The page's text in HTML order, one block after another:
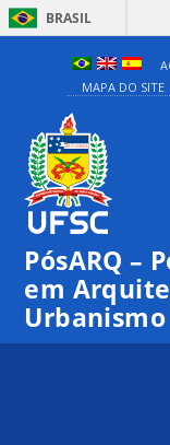
BRASIL
MAPA DO SITE
PósARQ –
em
Urbanismo